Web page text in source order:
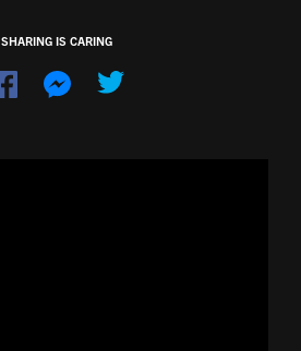
SHARING IS CARING
Dela
Dela